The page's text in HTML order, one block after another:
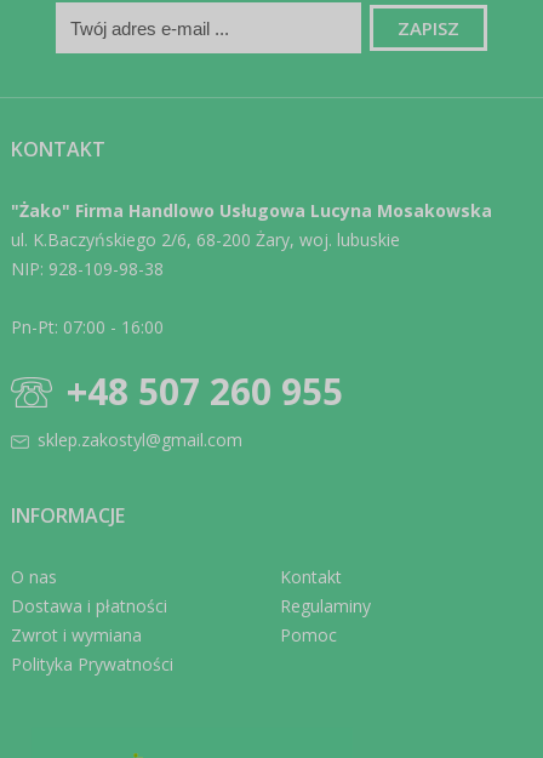
KONTAKT
"Żako" Firma Handlowo Usługowa Lucyna Mosakowska
ul. K.Baczyńskiego 2/6, 68-200 Żary, woj. lubuskie
NIP: 928-109-98-38
Pn-Pt: 07:00 - 16:00
+48 507 260 955
sklep.zakostyl@gmail.com
INFORMACJE
O nas
Dostawa i płatności
Zwrot i wymiana
Polityka Prywatności
Kontakt
Regulaminy
Pomoc